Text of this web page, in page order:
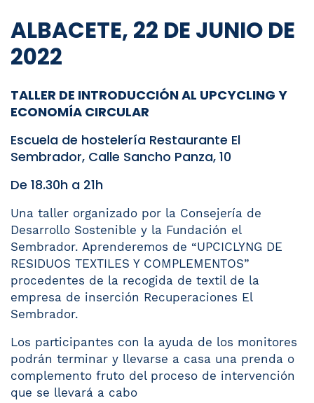
ALBACETE, 22 DE JUNIO DE
2022
TALLER DE INTRODUCCIÓN AL UPCYCLING Y
ECONOMÍA CIRCULAR
Escuela de hostelería Restaurante El
Sembrador, Calle Sancho Panza, 10
De 18.30h a 21h
Una taller organizado por la Consejería de
Desarrollo Sostenible y la Fundación el
Sembrador. Aprenderemos de “UPCICLYNG DE
RESIDUOS TEXTILES Y COMPLEMENTOS”
procedentes de la recogida de textil de la
empresa de inserción Recuperaciones El
Sembrador.
Los participantes con la ayuda de los monitores
podrán terminar y llevarse a casa una prenda o
complemento fruto del proceso de intervención
que se llevará a cabo